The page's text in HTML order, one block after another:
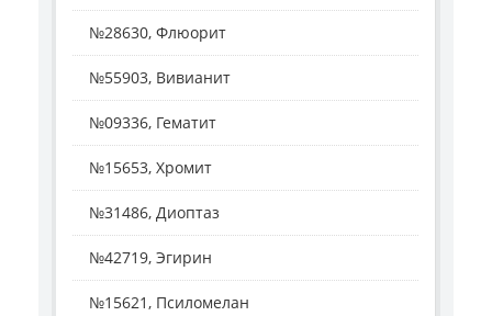
№28630, Флюорит
№55903, Вивианит
№09336, Гематит
№15653, Хромит
№31486, Диоптаз
№42719, Эгирин
№15621, Псиломелан